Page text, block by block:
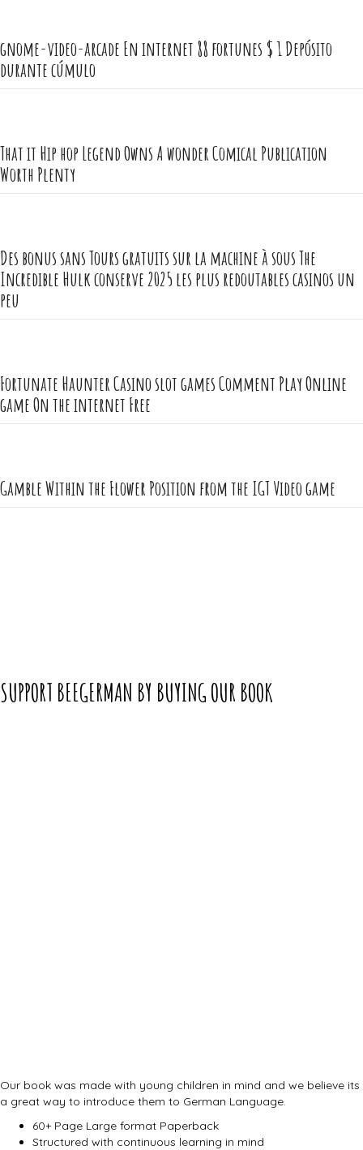
gnome-video-arcade En internet 88 fortunes $ 1 Depósito
durante cúmulo
That it Hip hop Legend Owns A wonder Comical Publication
Worth Plenty
Des bonus sans Tours gratuits sur la machine à sous The
Incredible Hulk conserve 2025 les plus redoutables casinos un
peu
Fortunate Haunter Casino slot games Comment Play Online
game On the internet Free
Gamble Within the Flower Position from the IGT Video game
SUPPORT BEEGERMAN BY BUYING OUR BOOK
Our book was made with young children in mind and we believe its
a great way to introduce them to German Language.
60+ Page Large format Paperback
Structured with continuous learning in mind